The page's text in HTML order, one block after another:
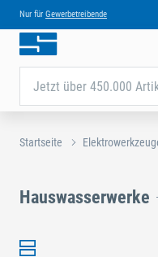
Nur für Gewerbetreibende
Jetzt über 450.000
Startseite
Hauswasserwerke